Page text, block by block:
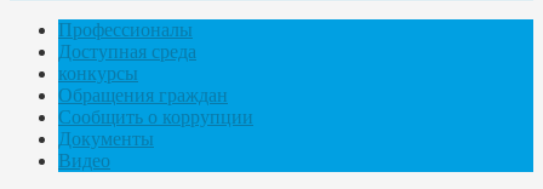
Профессионалы
Доступная среда
конкурсы
Обращения граждан
Сообщить о коррупции
Документы
Видео